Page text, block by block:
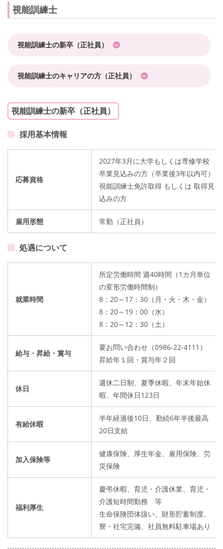
視能訓練士
視能訓練士の新卒（正社員）
視能訓練士のキャリアの方（正社員）
視能訓練士の新卒（正社員）
採用基本情報
応募資格
2027年3月に大学もしくは専修学校
卒業見込みの方（卒業後3年以内可）
視能訓練士免許取得 もしくは 取得見
込みの方
雇用形態 常勤（正社員）
処遇について
就業時間
所定労働時間 週40時間（1カ月単位
の変形労働時間制）
8：20～17：30（月・火・木・金）
8：20～19：00（水）
8：20～12：30（土）
給与・昇給・賞与
要お問い合わせ（0986-22-4111）
昇給年１回・賞与年２回
休日
週休二日制、夏季休暇、年末年始休
暇、年間休日123日
有給休暇
半年経過後10日、勤続6年半後最高
20日支給
加入保険等
健康保険、厚生年金、雇用保険、労
災保険
福利厚生
慶弔休暇、育児・介護休業、育児・
介護短時間勤務 等
生命保険団体扱い、財形貯蓄制度、
寮・社宅完備、社員無料駐車場あり